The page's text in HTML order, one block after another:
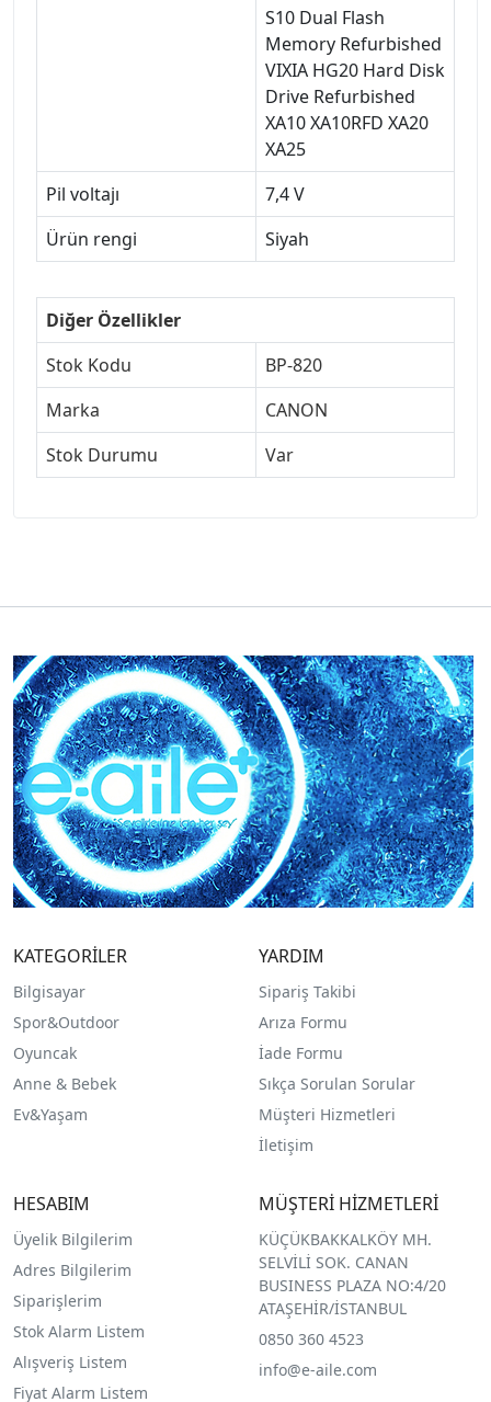
S10 Dual Flash
Memory Refurbished
VIXIA HG20 Hard Disk
Drive Refurbished
XA10 XA10RFD XA20
XA25
Pil voltajı
7,4 V
Ürün rengi
Siyah
Diğer Özellikler
Stok Kodu
BP-820
Marka
CANON
Stok Durumu
Var
KATEGORİLER
Bilgisayar
Spor&Outdoor
Oyuncak
Anne & Bebek
Ev&Yaşam
YARDIM
Sipariş Takibi
Arıza Formu
İade Formu
Sıkça Sorulan Sorular
Müşteri Hizmetleri
İletişim
HESABIM
Üyelik Bilgilerim
Adres Bilgilerim
Siparişlerim
Stok Alarm Listem
Alışveriş Listem
Fiyat Alarm Listem
MÜŞTERİ HİZMETLERİ
KÜÇÜKBAKKALKÖY MH.
SELVİLİ SOK. CANAN
BUSINESS PLAZA NO:4/20
ATAŞEHİR/İSTANBUL
0850 360 4523
info@e-aile.com